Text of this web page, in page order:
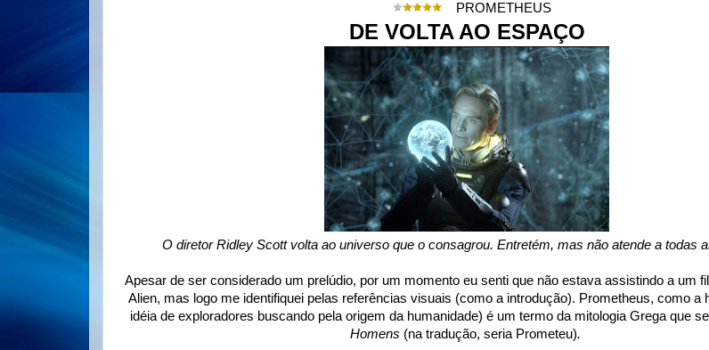
PROMETHEUS
DE VOLTA AO ESPAÇO
O diretor Ridley Scott volta ao universo que o consagrou. Entretém, mas não atende a todas
Apesar de ser considerado um prelúdio, por um momento eu senti que não estava assistindo a um
Alien, mas logo me identifiquei pelas referências visuais (como a introdução). Prometheus, como a
idéia de exploradores buscando pela origem da humanidade) é um termo da mitologia Grega que
Homens (na tradução, seria Prometeu).